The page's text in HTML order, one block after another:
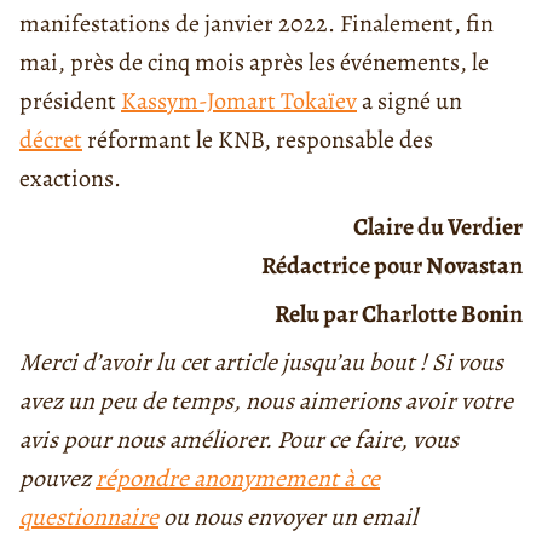
manifestations de janvier 2022. Finalement, fin
mai, près de cinq mois après les événements, le
présidentKassym-Jomart Tokaïeva signé un
décretréformant le KNB, responsable des
exactions.
Claire du Verdier
Rédactrice pour Novastan
Relu par Charlotte Bonin
Merci d’avoir lu cet article jusqu’au bout ! Si vous
avez un peu de temps, nous aimerions avoir votre
avis pour nous améliorer. Pour ce faire, vous
pouvezrépondre anonymement à ce
questionnaireou nous envoyer un email